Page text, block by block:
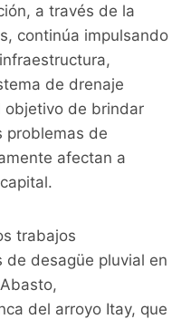
a través de la
continúa impulsando
de drenaje
objetivo de brindar
problemas de
afectan a
trabajos
de desagüe pluvial en
del arroyo Itay, que